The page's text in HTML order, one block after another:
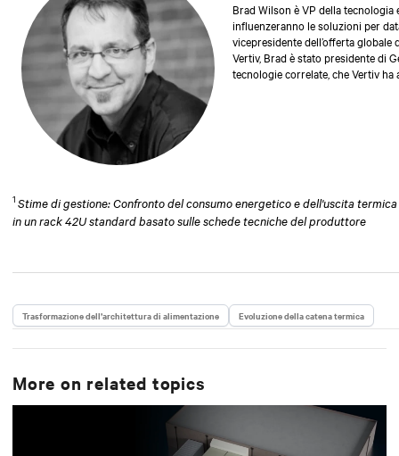
Brad Wilson è VP della
influenzeranno le soluzioni per
vicepresidente dell’offerta
Vertiv, Brad è stato presidente di
tecnologie correlate, che Vertiv
1 Stime di gestione: Confronto del consumo energetico e dell'uscita
in un rack 42U standard basato sulle schede tecniche del produttore
Trasformazione dell’architettura di alimentazione Evoluzione della catena termica
More on related topics